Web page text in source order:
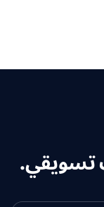
مهمة بقدر سعر
تسويقي.